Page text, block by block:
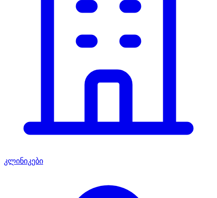
კლინიკები